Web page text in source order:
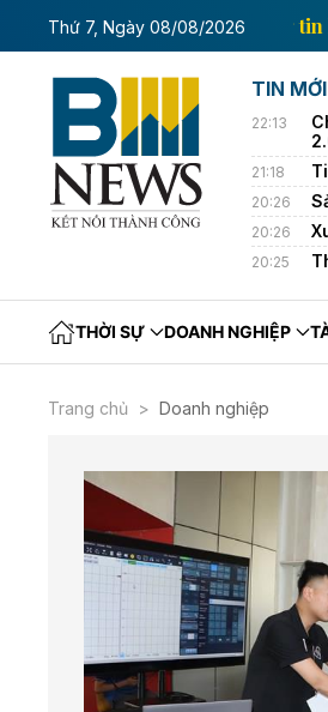
Thứ 7, Ngày 08/08/2026
TIN MỚI
22:13
21:18
20:26
20:26
20:25
THỜI SỰ DOANH NGHIỆP
Trang chủ Doanh nghiệp